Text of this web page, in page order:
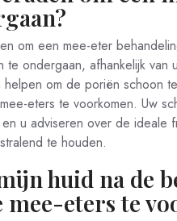
om een mee-eter
ondergaan, afhankelijk van
om de poriën schoon
eters te voorkomen. Uw
u adviseren over de ideale
te houden.
huid na de
eters te